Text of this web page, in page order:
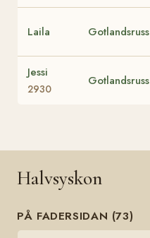
Laila Gotlandsruss
Jessi
2930
Gotlandsruss
Halvsyskon
PÅ FADERSIDAN (73)